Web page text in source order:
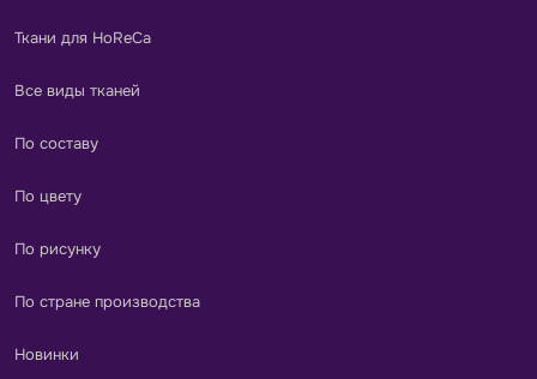
Ткани для HoReCa
Все виды тканей
По составу
По цвету
По рисунку
По стране производства
Новинки